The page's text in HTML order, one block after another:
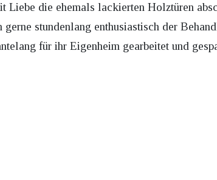
Liebe die ehemals lackierten Holztüren
gerne stundenlang enthusiastisch der
für ihr Eigenheim gearbeitet und